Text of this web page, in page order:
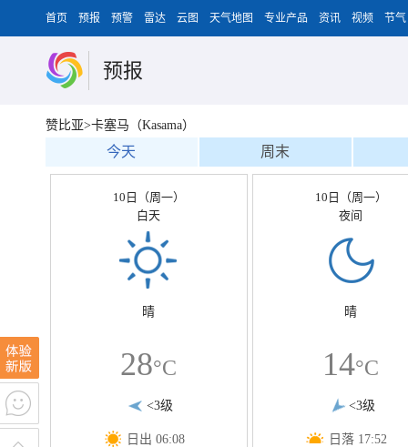
首页 预报 预警 雷达 云图 天气地图 专业产品 资讯 视频 节气
预报
赞比亚>卡塞马（Kasama）
今天 周末
10日（周一）
白天
晴
28°C
<3级
日出 06:08
10日（周一）
夜间
晴
14°C
<3级
日落 17:52